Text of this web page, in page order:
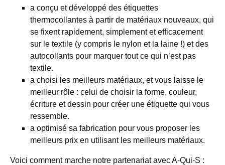
a conçu et développé des étiquettes
thermocollantes à partir de matériaux nouveaux, qui
se fixent rapidement, simplement et efficacement
sur le textile (y compris le nylon et la laine !) et des
autocollants pour marquer tout ce qui n’est pas
textile.
a choisi les meilleurs matériaux, et vous laisse le
meilleur rôle : celui de choisir la forme, couleur,
écriture et dessin pour créer une étiquette qui vous
ressemble.
a optimisé sa fabrication pour vous proposer les
meilleurs prix en utilisant les meilleurs matériaux.
Voici comment marche notre partenariat avec A-Qui-S :